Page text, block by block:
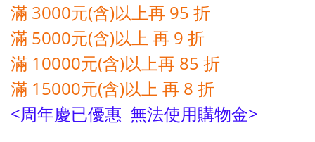
滿 3000元(含)以上再 95 折
滿 5000元(含)以上 再 9 折
滿 10000元(含)以上再 85 折
滿 15000元(含)以上 再 8 折
<周年慶已優惠 無法使用購物金>